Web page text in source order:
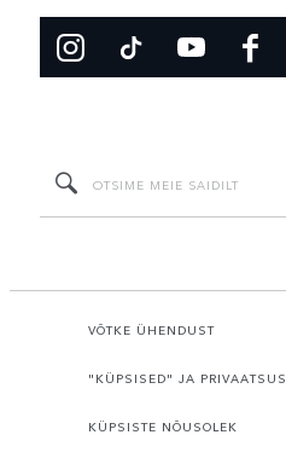
VÕTKE ÜHENDUST
"KÜPSISED" JA PRIVAATSUS
KÜPSISTE NÕUSOLEK